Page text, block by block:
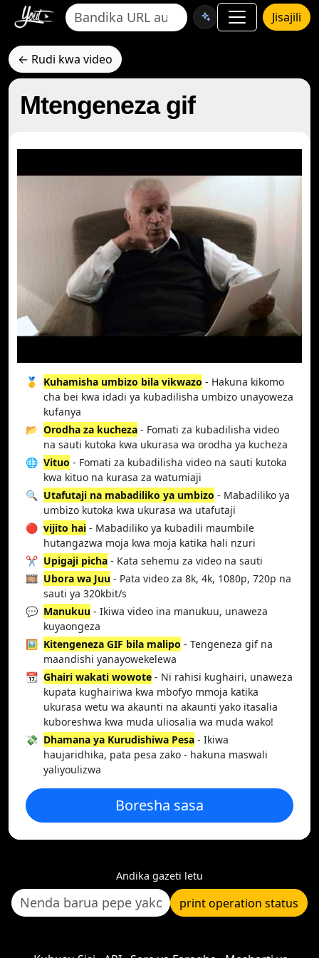
Jisajili
← Rudi kwa video
Mtengeneza gif
🥇 Kuhamisha umbizo bila vikwazo - Hakuna kikomo
cha bei kwa idadi ya kubadilisha umbizo unayoweza
kufanya
📂 Orodha za kucheza - Fomati za kubadilisha video
na sauti kutoka kwa ukurasa wa orodha ya kucheza
🌐 Vituo - Fomati za kubadilisha video na sauti kutoka
kwa kituo na kurasa za watumiaji
🔍 Utafutaji na mabadiliko ya umbizo - Mabadiliko ya
umbizo kutoka kwa ukurasa wa utafutaji
🔴 vijito hai - Mabadiliko ya kubadili maumbile
hutangazwa moja kwa moja katika hali nzuri
✂️ Upigaji picha - Kata sehemu za video na sauti
🎞️ Ubora wa Juu - Pata video za 8k, 4k, 1080p, 720p na
sauti ya 320kbit/s
💬 Manukuu - Ikiwa video ina manukuu, unaweza
kuyaongeza
🖼️ Kitengeneza GIF bila malipo - Tengeneza gif na
maandishi yanayowekelewa
📆 Ghairi wakati wowote - Ni rahisi kughairi, unaweza
kupata kughairiwa kwa mbofyo mmoja katika
ukurasa wetu wa akaunti na akaunti yako itasalia
kuboreshwa kwa muda uliosalia wa muda wako!
💸 Dhamana ya Kurudishiwa Pesa - Ikiwa
haujaridhika, pata pesa zako - hakuna maswali
yaliyoulizwa
Boresha sasa
Andika gazeti letu
print operation status